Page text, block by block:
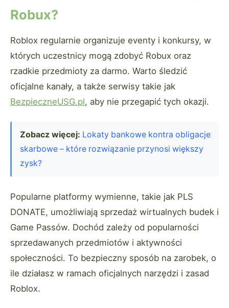
Robux?
Roblox regularnie organizuje eventy i konkursy, w
których uczestnicy mogą zdobyć Robux oraz
rzadkie przedmioty za darmo. Warto śledzić
oficjalne kanały, a także serwisy takie jak
BezpieczneUSG.pl, aby nie przegapić tych okazji.
Zobacz więcej: Lokaty bankowe kontra obligacje
skarbowe – które rozwiązanie przynosi większy
zysk?
Popularne platformy wymienne, takie jak PLS
DONATE, umożliwiają sprzedaż wirtualnych budek i
Game Passów. Dochód zależy od popularności
sprzedawanych przedmiotów i aktywności
społeczności. To bezpieczny sposób na zarobek, o
ile działasz w ramach oficjalnych narzędzi i zasad
Roblox.